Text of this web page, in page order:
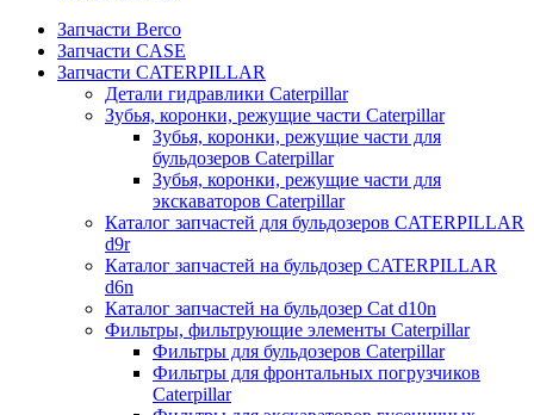
Запчасти Berco
Запчасти CASE
Запчасти CATERPILLAR
Детали гидравлики Caterpillar
Зубья, коронки, режущие части Caterpillar
Зубья, коронки, режущие части для
бульдозеров Caterpillar
Зубья, коронки, режущие части для
экскаваторов Caterpillar
Каталог запчастей для бульдозеров CATERPILLAR
d9r
Каталог запчастей на бульдозер CATERPILLAR
d6n
Каталог запчастей на бульдозер Сat d10n
Фильтры, фильтрующие элементы Caterpillar
Фильтры для бульдозеров Caterpillar
Фильтры для фронтальных погрузчиков
Caterpillar